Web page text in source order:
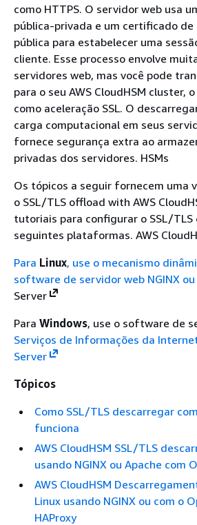
como HTTPS. O servidor web usa
pública-privada e um certificado de
pública para estabelecer uma
cliente. Esse processo envolve
servidores web, mas você pode
para o seu AWS CloudHSM cluster,
como aceleração SSL. O
carga computacional em seus
fornece segurança extra ao
privadas dos servidores. HSMs
Os tópicos a seguir fornecem uma
o SSL/TLS offload with AWS
tutoriais para configurar o SSL/
seguintes plataformas. AWS
Para Linux, use o mecanismo
software de servidor web NGINX ou
Server
Para Windows, use o software de
Serviços de Informações da
Server
Tópicos
Como SSL/TLS descarregar
funciona
AWS CloudHSM SSL/TLS
usando NGINX ou Apache com
AWS CloudHSM
Linux usando NGINX ou com o
HAProxy